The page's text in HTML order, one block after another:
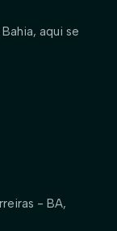
aqui se
- BA,